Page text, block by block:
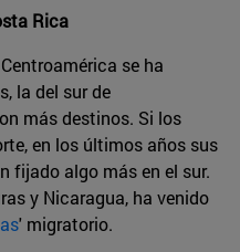
Rica
se ha
la del sur de
más destinos. Si los
en los últimos años sus
fijado algo más en el sur.
y Nicaragua, ha venido
' migratorio.